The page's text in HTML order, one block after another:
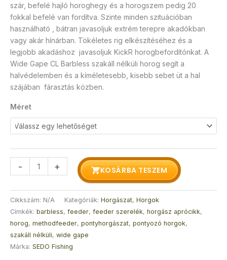
szár, befelé hajló horoghegy és a horogszem pedig 20
fokkal befelé van fordítva. Szinte minden szituációban
használható , bátran javasoljuk extrém terepre akadókban
vagy akár hínárban. Tökéletes rig elkészítéséhez és a
legjobb akadáshoz javasoljuk KickR horogbefordítónkat. A
Wide Gape CL Barbless szakáll nélküli horog segít a
halvédelemben és a kíméletesebb, kisebb sebet üt a hal
szájában fárasztás közben.
Méret
- + KOSÁRBA TESZEM
Cikkszám: N/A Kategóriák: Horgászat, Horgok
Címkék: barbless, feeder, feeder szerelék, horgász aprócikk,
horog, methodfeeder, pontyhorgászat, pontyozó horgok,
szakáll nélküli, wide gape
Márka: SEDO Fishing